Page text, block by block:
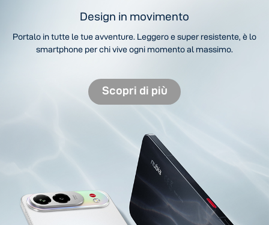
Design in movimento
Portalo in tutte le tue avventure. Leggero e super resistente, è lo
smartphone per chi vive ogni momento al massimo.
Scopri di più